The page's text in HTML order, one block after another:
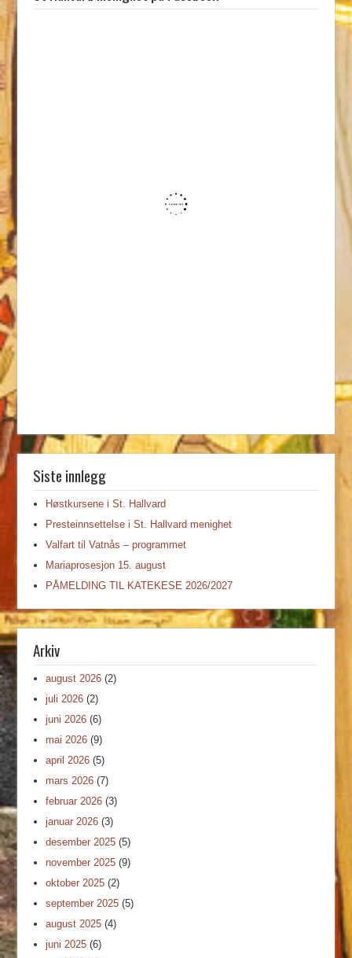
Siste innlegg
Høstkursene i St. Hallvard
Presteinnsettelse i St. Hallvard menighet
Valfart til Vatnås – programmet
Mariaprosesjon 15. august
PÅMELDING TIL KATEKESE 2026/2027
Arkiv
august 2026 (2)
juli 2026 (2)
juni 2026 (6)
mai 2026 (9)
april 2026 (5)
mars 2026 (7)
februar 2026 (3)
januar 2026 (3)
desember 2025 (5)
november 2025 (9)
oktober 2025 (2)
september 2025 (5)
august 2025 (4)
juni 2025 (6)